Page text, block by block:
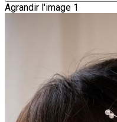
Agrandir l'image 1